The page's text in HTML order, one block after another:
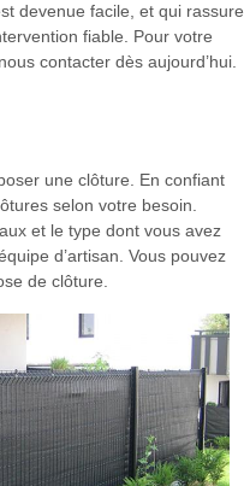
devenue facile, et qui rassure
fiable. Pour votre
contacter dès aujourd’hui.
une clôture. En confiant
selon votre besoin.
et le type dont vous avez
d’artisan. Vous pouvez
de clôture.